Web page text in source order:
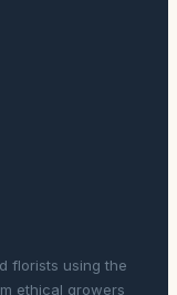
florists using the
ethical growers